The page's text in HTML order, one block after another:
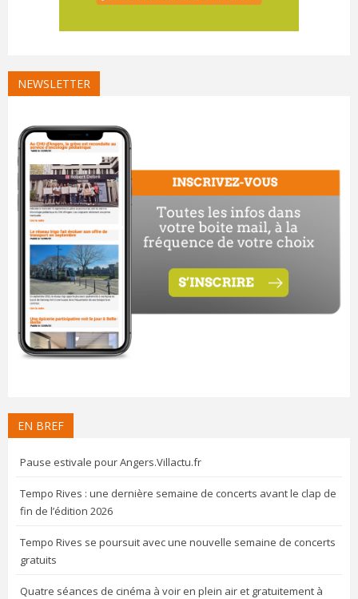
NEWSLETTER
EN BREF
Pause estivale pour Angers.Villactu.fr
Tempo Rives : une dernière semaine de concerts avant le clap de
fin de l’édition 2026
Tempo Rives se poursuit avec une nouvelle semaine de concerts
gratuits
Quatre séances de cinéma à voir en plein air et gratuitement à